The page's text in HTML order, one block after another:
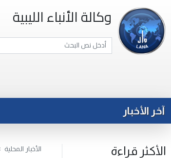
وكالة الأنباء الليبية
آخر الأخبار
الأكثر قراءة الأخبار المحلية